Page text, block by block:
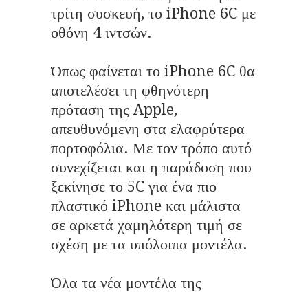
τρίτη συσκευή, το iPhone 6C με
οθόνη 4 ιντσών.
Όπως φαίνεται το iPhone 6C θα
αποτελέσει τη φθηνότερη
πρόταση της Apple,
απευθυνόμενη στα ελαφρύτερα
πορτοφόλια. Με τον τρόπο αυτό
συνεχίζεται και η παράδοση που
ξεκίνησε το 5C για ένα πιο
πλαστικό iPhone και μάλιστα
σε αρκετά χαμηλότερη τιμή σε
σχέση με τα υπόλοιπα μοντέλα.
Όλα τα νέα μοντέλα της